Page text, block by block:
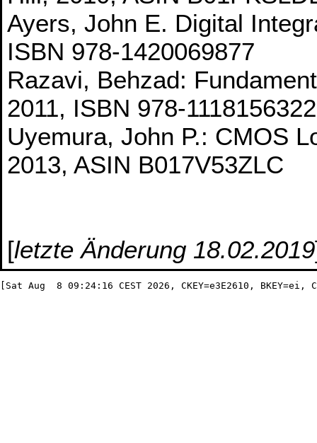
Ayers, John E. Digital
ISBN 978-1420069877
Razavi, Behzad:
2011, ISBN 978-1118156322
Uyemura, John P.: CMOS
2013, ASIN B017V53ZLC
[letzte Änderung 18.02.2019